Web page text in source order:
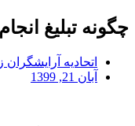
چگونه تبلیغ
اتحادیه آرایشگران
آبان 21, 1399